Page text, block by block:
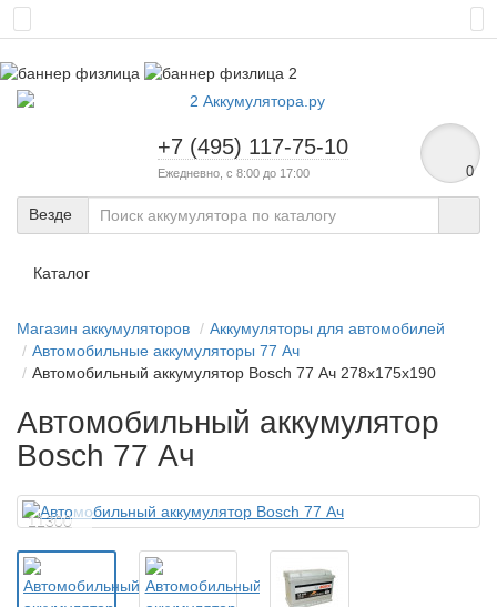
+7 (495) 117-75-10
Ежедневно, с 8:00 до 17:00 0
Везде
Каталог
Магазин аккумуляторов
Аккумуляторы для автомобилей
Автомобильные аккумуляторы 77 Ач
Автомобильный аккумулятор Bosch 77 Ач 278x175x190
Автомобильный аккумулятор
Bosch 77 Ач
11300